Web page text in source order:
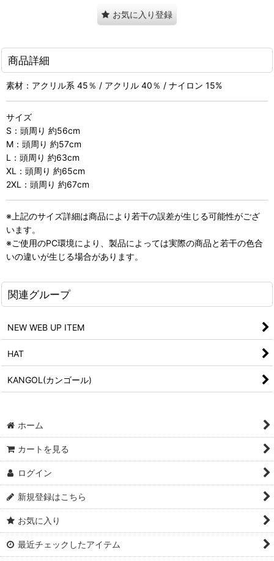
お気に入り登録
商品詳細
素材：アクリル系 45％ / アクリル 40％ / ナイロン 15%
サイズ
S：頭周り 約56cm
M：頭周り 約57cm
L：頭周り 約63cm
XL：頭周り 約65cm
2XL：頭周り 約67cm
※上記のサイズ詳細は商品により若干の誤差が生じる可能性がござ
います。
※ご使用のPC環境により、製品によっては実際の商品と若干の色合
いの違いが生じる場合があります。
関連グループ
NEW WEB UP ITEM
HAT
KANGOL(カンゴール)
ホーム
カートを見る
ログイン
新規登録はこちら
お気に入り
最近チェックしたアイテム